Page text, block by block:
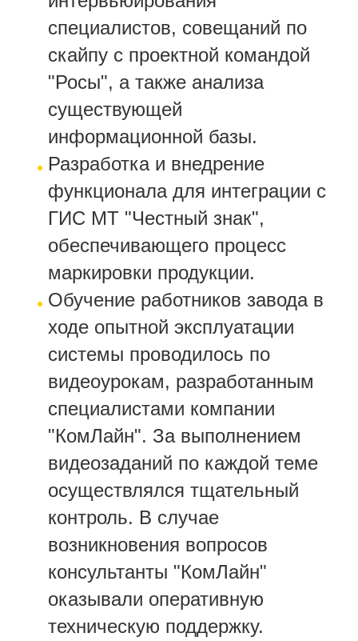
специалистов, совещаний по
скайпу с проектной командой
"Росы", а также анализа
существующей
информационной базы.
Разработка и внедрение
функционала для интеграции с
ГИС МТ "Честный знак",
обеспечивающего процесс
маркировки продукции.
Обучение работников завода в
ходе опытной эксплуатации
системы проводилось по
видеоурокам, разработанным
специалистами компании
"КомЛайн". За выполнением
видеозаданий по каждой теме
осуществлялся тщательный
контроль. В случае
возникновения вопросов
консультанты "КомЛайн"
оказывали оперативную
техническую поддержку.